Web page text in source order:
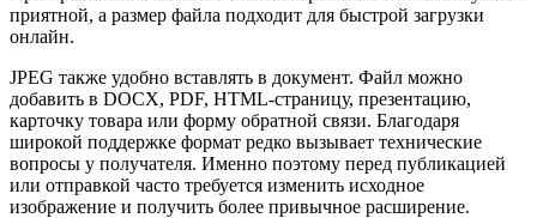
приятной, а размер файла подходит для быстрой загрузки
онлайн.
JPEG также удобно вставлять в документ. Файл можно
добавить в DOCX, PDF, HTML-страницу, презентацию,
карточку товара или форму обратной связи. Благодаря
широкой поддержке формат редко вызывает технические
вопросы у получателя. Именно поэтому перед публикацией
или отправкой часто требуется изменить исходное
изображение и получить более привычное расширение.